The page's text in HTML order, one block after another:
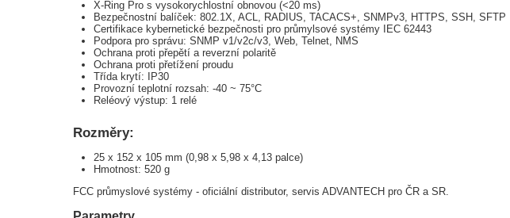
X-Ring Pro s vysokorychlostní obnovou (<20 ms)
Bezpečnostní balíček: 802.1X, ACL, RADIUS, TACACS+, SNMPv3, HTTPS, SSH, SFTP
Certifikace kybernetické bezpečnosti pro průmylsové systémy IEC 62443
Podpora pro správu: SNMP v1/v2c/v3, Web, Telnet, NMS
Ochrana proti přepětí a reverzní polaritě
Ochrana proti přetížení proudu
Třída krytí: IP30
Provozní teplotní rozsah: -40 ~ 75°C
Reléový výstup: 1 relé
Rozměry:
25 x 152 x 105 mm (0,98 x 5,98 x 4,13 palce)
Hmotnost: 520 g
FCC průmyslové systémy - oficiální distributor, servis ADVANTECH pro ČR a SR.